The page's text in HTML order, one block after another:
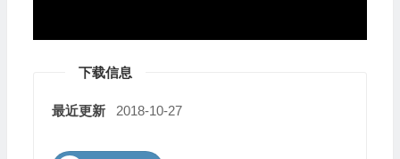
下载信息
最近更新 2018-10-27